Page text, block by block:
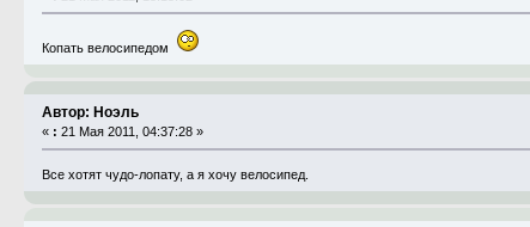
Копать велосипедом
Автор: Ноэль
« : 21 Мая 2011, 04:37:28 »
Все хотят чудо-лопату, а я хочу велосипед.